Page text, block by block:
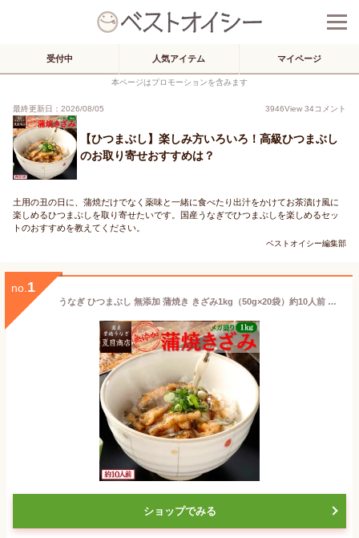
受付中 人気アイテム マイページ
本ページはプロモーションを含みます
最終更新日：2026/08/05 3946View 34コメント
【ひつまぶし】楽しみ方いろいろ！高級ひつまぶし
のお取り寄せおすすめは？
土用の丑の日に、蒲焼だけでなく薬味と一緒に食べたり出汁をかけてお茶漬け風に
楽しめるひつまぶしを取り寄せたいです。国産うなぎでひつまぶしを楽しめるセッ
トのおすすめを教えてください。
ベストオイシー編集部
no. 1
うなぎ ひつまぶし 無添加 蒲焼き きざみ1kg（50g×20袋）約10人前 メガ盛り 個包装 送料無料 国産 愛知県産 専門店 39(サンキュー)ショップ お中元 土用丑 土用の丑の日 誕生日 プレゼント 食べ物 真空パック 贈り物 ギフト
ショップでみる